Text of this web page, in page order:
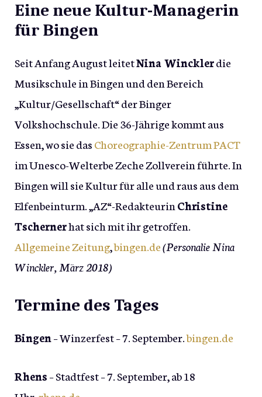
Eine neue Kultur-Managerin
für Bingen
Seit Anfang August leitetNina Wincklerdie
Musikschule in Bingen und den Bereich
„Kultur/Gesellschaft“ der Binger
Volkshochschule. Die 36-Jährige kommt aus
Essen, wo sie dasChoreographie-Zentrum PACT
im Unesco-Welterbe Zeche Zollverein führte. In
Bingen will sie Kultur für alle und raus aus dem
Elfenbeinturm. „AZ“-Redakteurin Christine
Tschernerhat sich mit ihr getroffen.
Allgemeine Zeitung,bingen.de(Personalie Nina
Winckler, März 2018)
Termine des Tages
Bingen– Winzerfest – 7. September.bingen.de
Rhens– Stadtfest – 7. September, ab 18